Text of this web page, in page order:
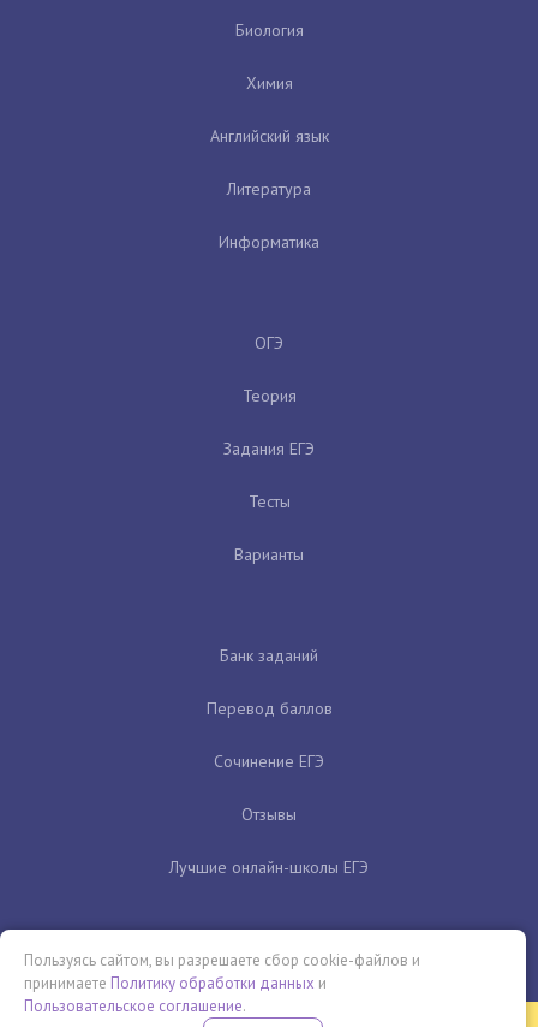
Биология
Химия
Английский язык
Литература
Информатика
ОГЭ
Теория
Задания ЕГЭ
Тесты
Варианты
Банк заданий
Перевод баллов
Сочинение ЕГЭ
Отзывы
Лучшие онлайн-школы ЕГЭ
Пользуясь сайтом, вы разрешаете сбор cookie-файлов и
принимаете Политику обработки данных и
Пользовательское соглашение.